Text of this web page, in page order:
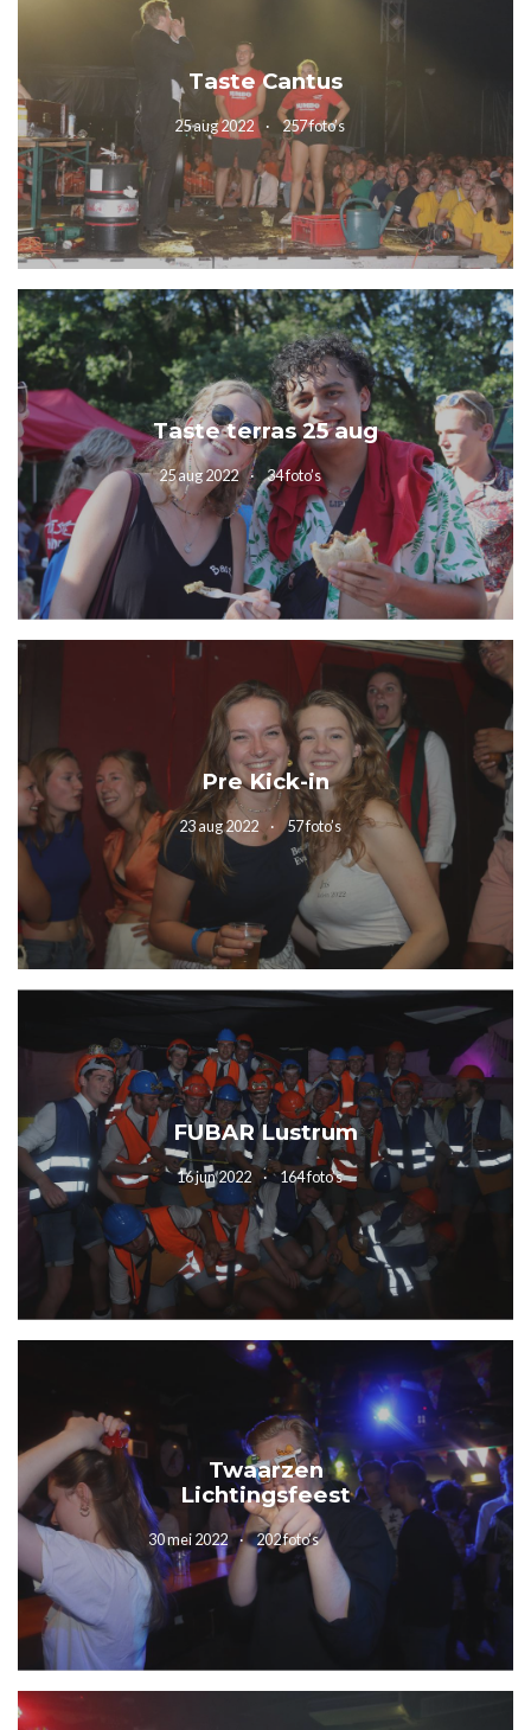
Taste Cantus
25 aug 2022 257 foto’s
Taste terras 25 aug
25 aug 2022 34 foto’s
Pre Kick-in
23 aug 2022 57 foto’s
FUBAR Lustrum
16 jun 2022 164 foto’s
Twaarzen
Lichtingsfeest
30 mei 2022 202 foto’s